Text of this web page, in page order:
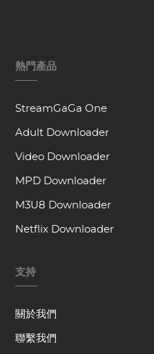
熱門產品
StreamGaGa One
Adult Downloader
Video Downloader
MPD Downloader
M3U8 Downloader
Netflix Downloader
支持
關於我們
聯繫我們